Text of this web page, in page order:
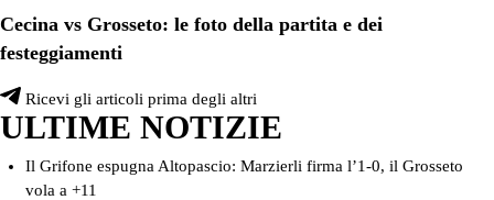
Cecina vs Grosseto: le foto della partita e dei
festeggiamenti
Ricevi gli articoli prima degli altri
ULTIME NOTIZIE
Il Grifone espugna Altopascio: Marzierli firma l’1-0, il Grosseto
vola a +11